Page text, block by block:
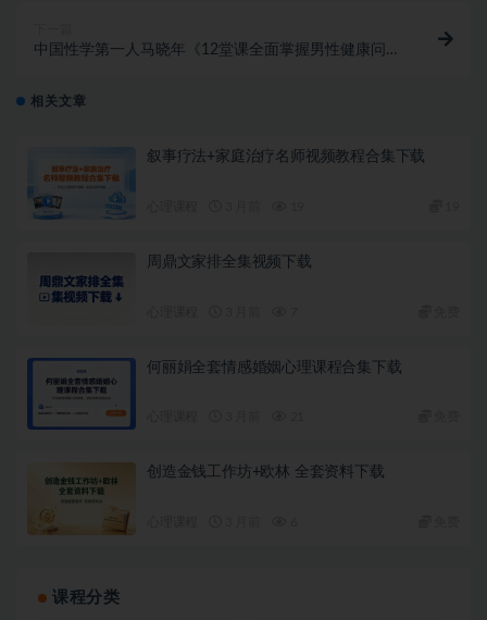
中国性学第一人马晓年《12堂课全面掌握男性健康问
相关文章
叙事疗法+家庭治疗名师视频教程合集下载
周鼎文家排全集视频下载
何丽娟全套情感婚姻心理课程合集下载
创造金钱工作坊+欧林 全套资料下载
课程分类